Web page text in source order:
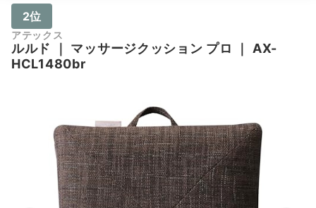
2位
アテックス
ルルド ｜ マッサージクッション プロ ｜ AX-
HCL1480br